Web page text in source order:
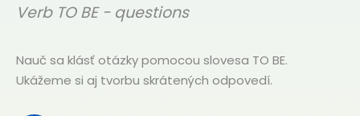
Verb TO BE - questions
Nauč sa klásť otázky pomocou slovesa TO BE.
Ukážeme si aj tvorbu skrátených odpovedí.